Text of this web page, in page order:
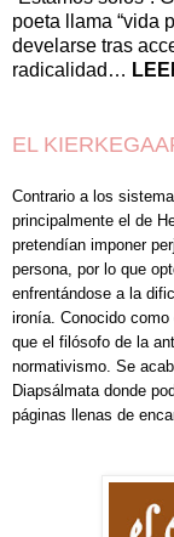
poeta llama “vida
develarse tras
radicalidad…
EL
Contrario a los
principalmente el de
pretendían imponer
persona, por lo que
enfrentándose a la
ironía. Conocido
que el filósofo de la
normativismo. Se
Diapsálmata donde
páginas llenas de